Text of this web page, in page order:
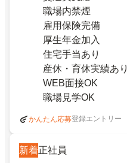
職場内禁煙
雇用保険完備
厚生年金加入
住宅手当あり
産休・育休実績あり
WEB面接OK
職場見学OK
かんたん応募登録エントリー
新着正社員